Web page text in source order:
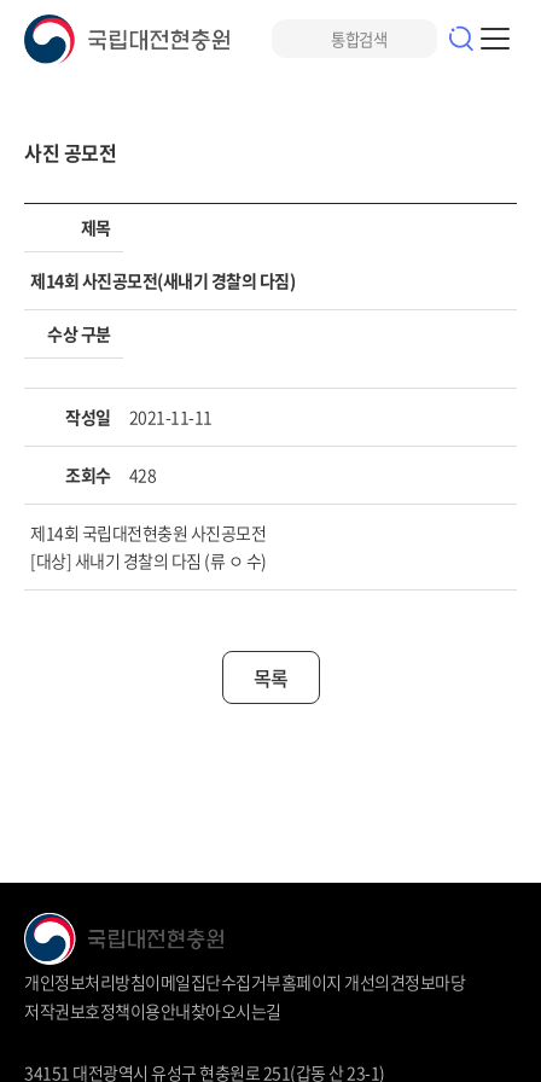
사진 공모전
제목
제14회 사진공모전(새내기 경찰의 다짐)
수상 구분
작성일 2021-11-11
조회수 428
제14회 국립대전현충원 사진공모전
[대상] 새내기 경찰의 다짐 (류 ㅇ 수)
목록
개인정보처리방침이메일집단수집거부홈페이지 개선의견정보마당
저작권보호정책이용안내찾아오시는길
34151 대전광역시 유성구 현충원로 251(갑동 산 23-1)